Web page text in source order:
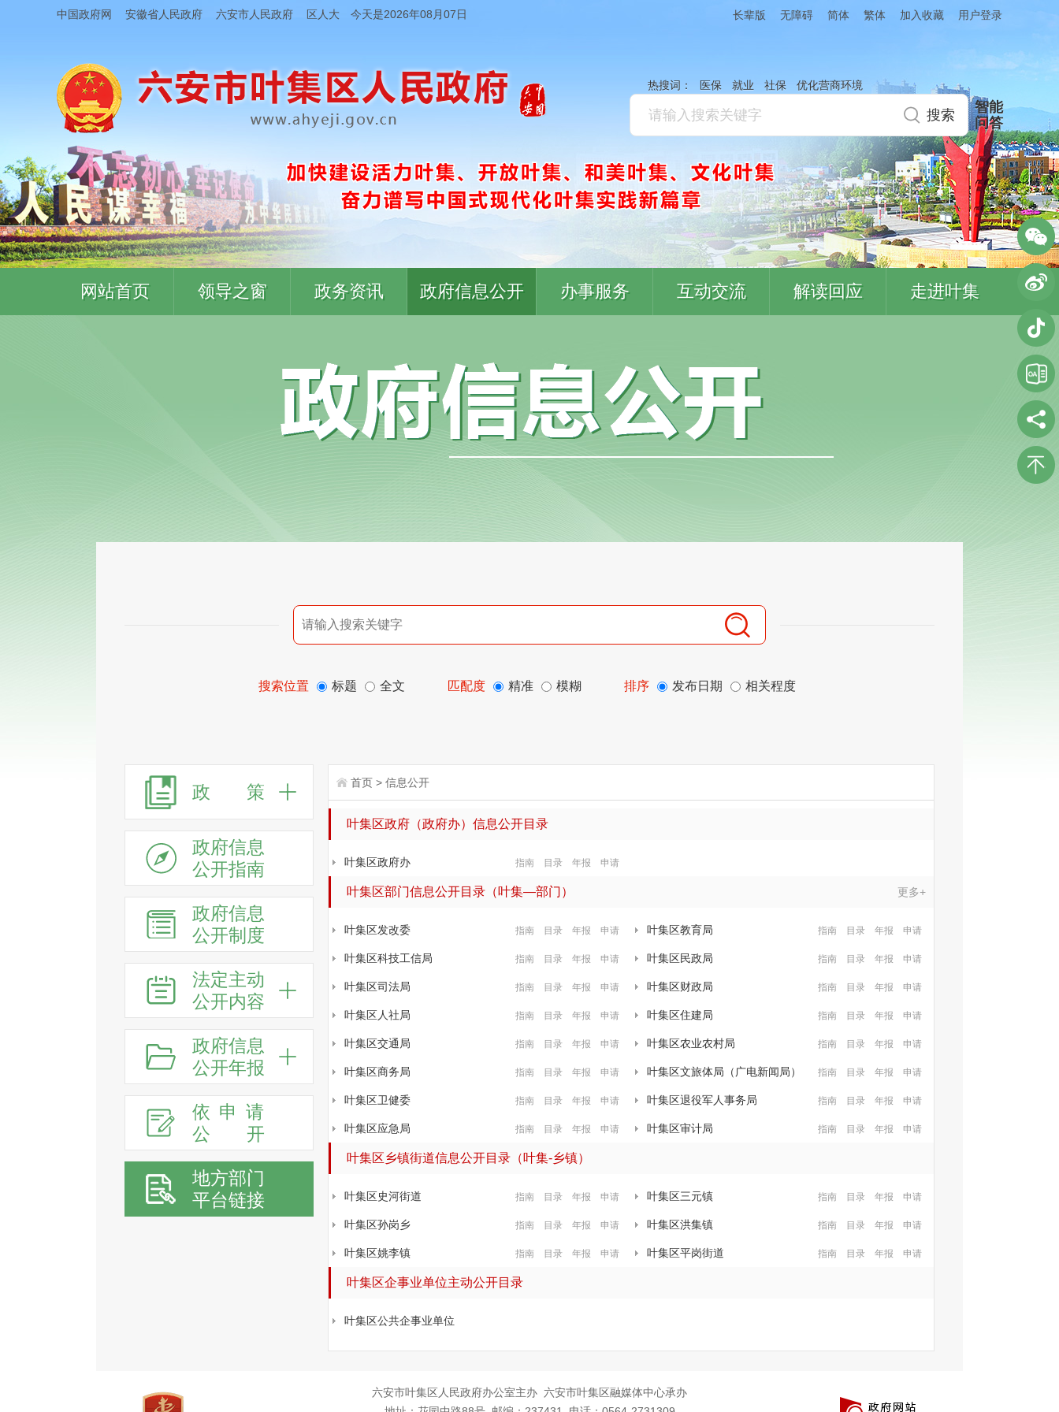
中国政府网 安徽省人民政府 六安市人民政府 区人大 今天是2026年08月07日 长辈版 无障碍 简体 繁体 加入收藏 用户登录
热搜词： 医保 就业 社保 优化营商环境
智能
问答
网站首页 领导之窗 政务资讯 政府信息公开 办事服务 互动交流 解读回应 走进叶集
搜索位置 标题 全文 匹配度 精准 模糊 排序 发布日期 相关程度
政 策
政府信息
公开指南
政府信息
公开制度
法定主动
公开内容
政府信息
公开年报
依申请
公
开
地方部门
平台链接
首页 > 信息公开
叶集区政府（政府办）信息公开目录
指南 目录 年报 申请
叶集区政府办
更多+
叶集区部门信息公开目录（叶集—部门）
指南 目录 年报 申请
叶集区发改委 指南 目录 年报 申请
叶集区教育局
指南 目录 年报 申请
叶集区科技工信局 指南 目录 年报 申请
叶集区民政局
指南 目录 年报 申请
叶集区司法局 指南 目录 年报 申请
叶集区财政局
指南 目录 年报 申请
叶集区人社局 指南 目录 年报 申请
叶集区住建局
指南 目录 年报 申请
叶集区交通局 指南 目录 年报 申请
叶集区农业农村局
指南 目录 年报 申请
叶集区商务局 指南 目录 年报 申请
叶集区文旅体局（广电新闻局）
指南 目录 年报 申请
叶集区卫健委 指南 目录 年报 申请
叶集区退役军人事务局
指南 目录 年报 申请
叶集区应急局 指南 目录 年报 申请
叶集区审计局
叶集区乡镇街道信息公开目录（叶集-乡镇）
指南 目录 年报 申请
叶集区史河街道 指南 目录 年报 申请
叶集区三元镇
指南 目录 年报 申请
叶集区孙岗乡 指南 目录 年报 申请
叶集区洪集镇
指南 目录 年报 申请
叶集区姚李镇 指南 目录 年报 申请
叶集区平岗街道
叶集区企事业单位主动公开目录
叶集区公共企事业单位
六安市叶集区人民政府办公室主办 六安市叶集区融媒体中心承办